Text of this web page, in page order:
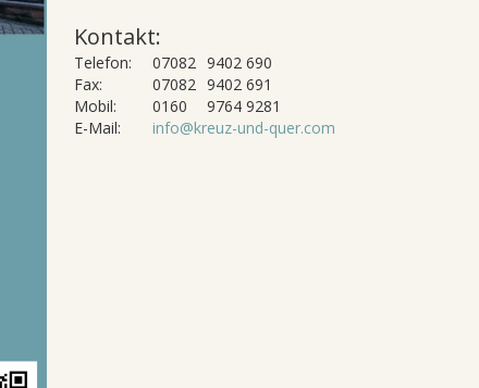
Kontakt:
Telefon: 07082 9402 690
Fax:
07082 9402 691
Mobil:
0160
9764 9281
E-Mail:
info@kreuz-und-quer.com